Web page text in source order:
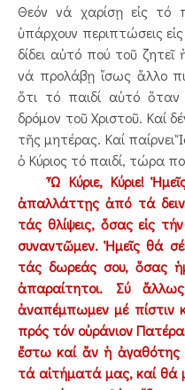
Θεόν νά χαρίσῃ εἰς τό
ὑπάρχουν περιπτώσεις
δίδει αὐτό πού τοῦ
νά προλάβῃ ἴσως ἄλλο
ὅτι τό παιδί αὐτό
δρόμον τοῦ Χριστοῦ. Καί
τῆς μητέρας. Καί παίρνει
ὁ Κύριος τό παιδί, τώρα
Ὦ Κύριε, Κύριε!
ἀπαλλάττῃς ἀπό τά
τάς θλίψεις, ὅσας εἰς
συναντῶμεν. Ἡμεῖς θά
τάς δωρεάς σου, ὅσας
ἀπαραίτητοι. Σύ
ἀναπέμπωμεν μέ πίστιν
πρός τόν οὐράνιον
ἔστω καί ἄν ἡ
τά αἰτήματά μας, καί θά